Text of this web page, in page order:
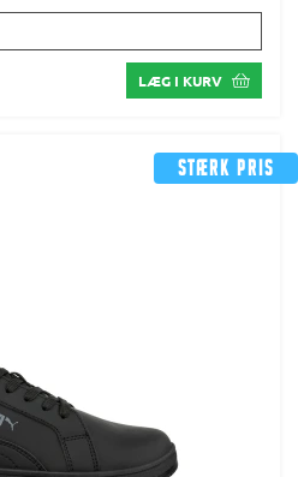
LÆG I KURV
Stærk pris